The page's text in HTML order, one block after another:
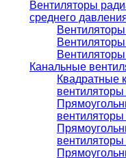
Вентиляторы
среднего
Канальные
Квадратные